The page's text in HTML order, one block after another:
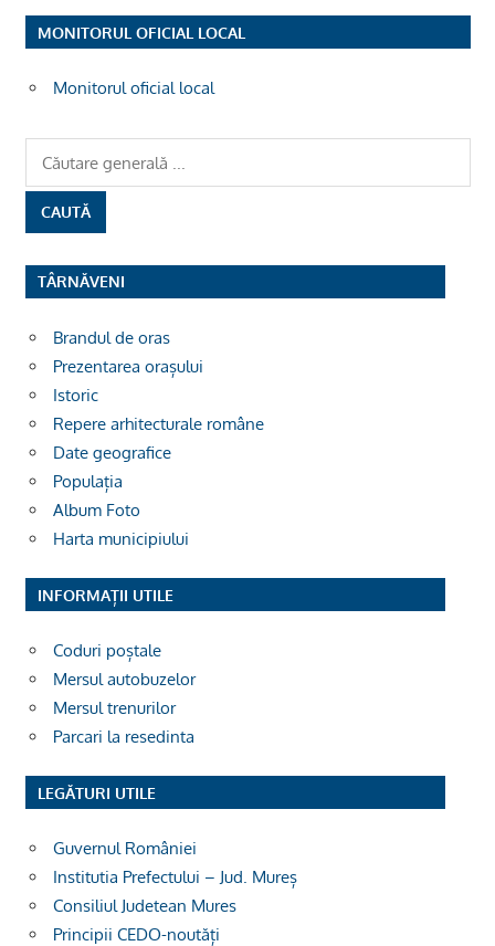
MONITORUL OFICIAL LOCAL
Monitorul oficial local
TÂRNĂVENI
Brandul de oras
Prezentarea orașului
Istoric
Repere arhitecturale române
Date geografice
Populația
Album Foto
Harta municipiului
INFORMAȚII UTILE
Coduri poștale
Mersul autobuzelor
Mersul trenurilor
Parcari la resedinta
LEGĂTURI UTILE
Guvernul României
Institutia Prefectului – Jud. Mureș
Consiliul Judetean Mures
Principii CEDO-noutăți